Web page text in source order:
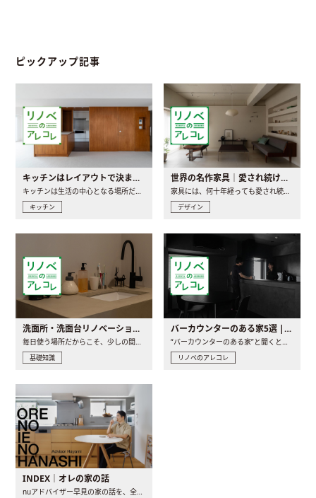
ピックアップ記事
キッチンはレイアウトで決まる。後悔しないための考え方と選び方
キッチンは生活の中心となる場所だからこそ、家の中のどこに置..
キッチン
世界の名作家具｜愛され続ける理由と一生モノとの出会い方
家具には、何十年経っても愛され続ける「名作」と呼ばれるもの..
デザイン
洗面所・洗面台リノベーションの事例と間取りアイデア
毎日使う場所だからこそ、少しの間取りの工夫や素材の選び方で..
基礎知識
バーカウンターのある家5選 | 日常に馴染む“距離の近い”キッチンとは
“バーカウンターのある家”と聞くと、少し特別な、大人のための..
リノベのアレコレ
INDEX｜オレの家の話
nuアドバイザー早見の家の話を、全4話でお届け。リノベーションを..